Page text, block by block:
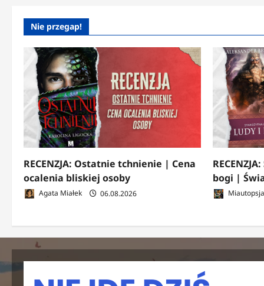
Nie przegap!
RECENZJA: Ostatnie tchnienie | Cena
ocalenia bliskiej osoby
Agata Miałek 06.08.2026
bogi |
Miautopsja